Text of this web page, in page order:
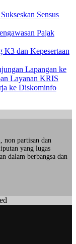
Sensus
Pajak
dan Kepesertaan
Lapangan ke
Layanan KRIS
ke Diskominfo
non partisan dan
yang lugas
dalam berbangsa dan